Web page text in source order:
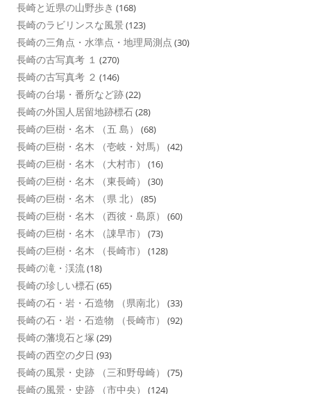
長崎と近県の山野歩き (168)
長崎のラビリンスな風景 (123)
長崎の三角点・水準点・地理局測点 (30)
長崎の古写真考 １ (270)
長崎の古写真考 ２ (146)
長崎の台場・番所など跡(22)
長崎の外国人居留地跡標石(28)
長崎の巨樹・名木 （五 島） (68)
長崎の巨樹・名木 （壱岐・対馬） (42)
長崎の巨樹・名木 （大村市） (16)
長崎の巨樹・名木 （東長崎） (30)
長崎の巨樹・名木 （県 北） (85)
長崎の巨樹・名木 （西彼・島原） (60)
長崎の巨樹・名木 （諌早市） (73)
長崎の巨樹・名木 （長崎市） (128)
長崎の滝・渓流(18)
長崎の珍しい標石(65)
長崎の石・岩・石造物 （県南北） (33)
長崎の石・岩・石造物 （長崎市） (92)
長崎の藩境石と塚 (29)
長崎の西空の夕日 (93)
長崎の風景・史跡 （三和野母崎） (75)
長崎の風景・史跡 （市中央） (124)